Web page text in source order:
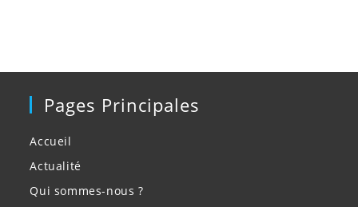
Pages Principales
Accueil
Actualité
Qui sommes-nous ?